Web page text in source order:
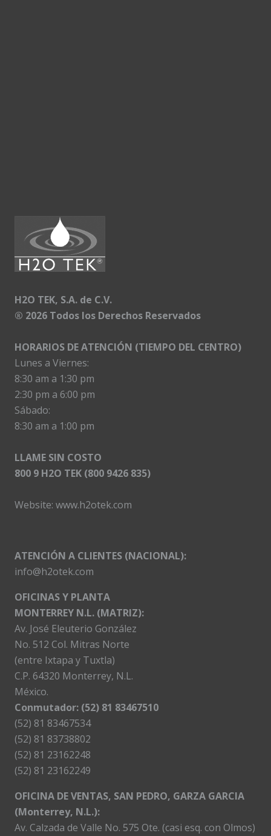
H2O TEK, S.A. de C.V.
® 2026 Todos los Derechos Reservados
HORARIOS DE ATENCIÓN (TIEMPO DEL CENTRO)
Lunes a Viernes:
8:30 am a 1:30 pm
2:30 pm a 6:00 pm
Sábado:
8:30 am a 1:00 pm
LLAME SIN COSTO
800 9 H2O TEK (800 9426 835)
Website: www.h2otek.com
ATENCIÓN A CLIENTES (NACIONAL):
info@h2otek.com
OFICINAS Y PLANTA
MONTERREY N.L. (MATRIZ):
Av. José Eleuterio González
No. 512 Col. Mitras Norte
(entre Ixtapa y Tuxtla)
C.P. 64320 Monterrey, N.L.
México.
Conmutador: (52) 81 83467510
(52) 81 83467534
(52) 81 83738802
(52) 81 23162248
(52) 81 23162249
OFICINA DE VENTAS, SAN PEDRO, GARZA GARCIA
(Monterrey, N.L.):
Av. Calzada de Valle No. 575 Ote. (casi esq. con Olmos)